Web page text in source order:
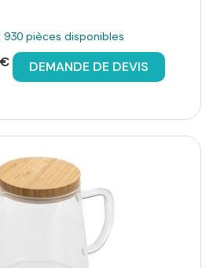
930 pièces disponibles
DEMANDE DE DEVIS